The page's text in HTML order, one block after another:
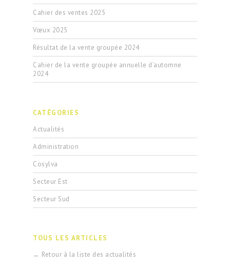
Cahier des ventes 2025
Vœux 2025
Résultat de la vente groupée 2024
Cahier de la vente groupée annuelle d’automne
2024
CATÉGORIES
Actualités
Administration
Cosylva
Secteur Est
Secteur Sud
TOUS LES ARTICLES
← Retour à la liste des actualités